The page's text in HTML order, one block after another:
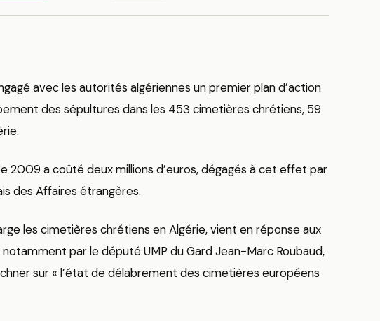
avec les autorités algériennes un premier plan d’action
des sépultures dans les 453 cimetières chrétiens, 59
2009 a coûté deux millions d’euros, dégagés à cet effet par
des Affaires étrangères.
les cimetières chrétiens en Algérie, vient en réponse aux
par le député UMP du Gard Jean-Marc Roubaud,
sur « l’état de délabrement des cimetières européens